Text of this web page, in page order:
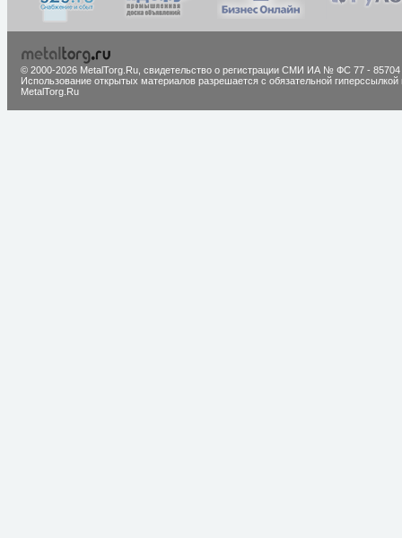
© 2000-2026 MetalTorg.Ru, cвидетельство о регистрации СМИ ИА № ФС 77 - 85704
Использование открытых материалов разрешается с обязательной гиперссылкой
MetalTorg.Ru